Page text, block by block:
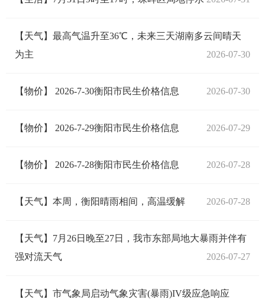
【天气】最高气温升至36℃，未来三天湖南多云间晴天
为主
2026-07-30
【物价】 2026-7-30衡阳市民生价格信息 2026-07-30
【物价】 2026-7-29衡阳市民生价格信息 2026-07-29
【物价】 2026-7-28衡阳市民生价格信息 2026-07-28
【天气】本周，衡阳晴雨相间，高温缓解 2026-07-28
【天气】7月26日晚至27日，我市东部局地大暴雨并伴有
强对流天气
2026-07-27
【天气】市气象局启动气象灾害(暴雨)IV级应急响应